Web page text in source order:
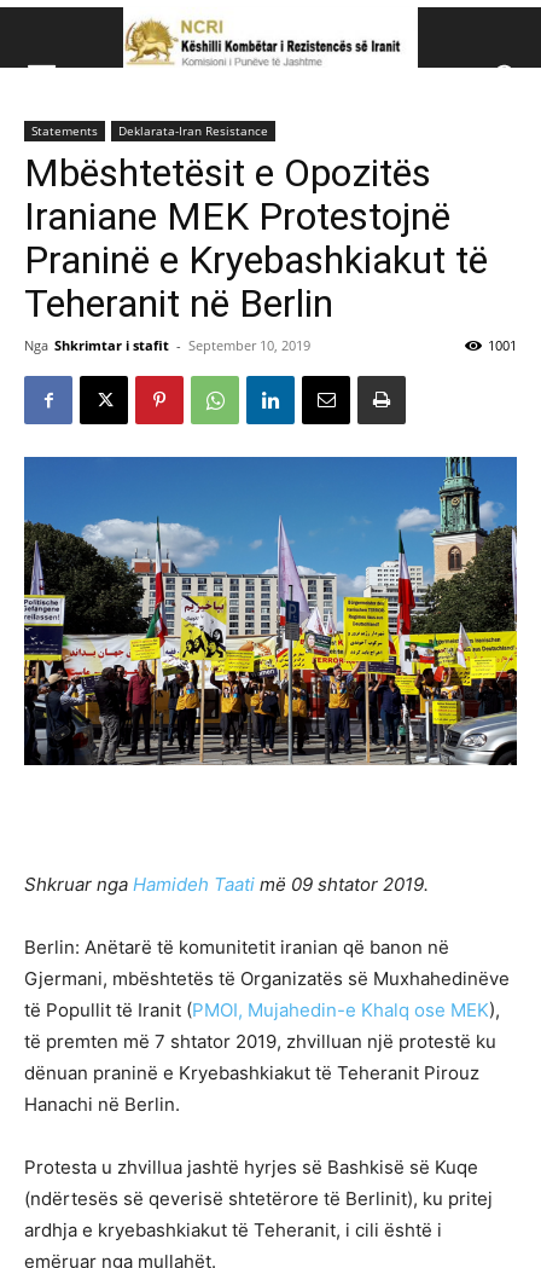
Këshillit Kombëtar të Rezistencës së Iranit (NCRI)
Statements Deklarata-Iran Resistance
Mbështetësit e Opozitës
Iraniane MEK Protestojnë
Praninë e Kryebashkiakut të
Teheranit në Berlin
Nga Shkrimtar i stafit - September 10, 2019 1001
Shkruar nga Hamideh Taati më 09 shtator 2019.
Berlin: Anëtarë të komunitetit iranian që banon në
Gjermani, mbështetës të Organizatës së Muxhahedinëve
të Popullit të Iranit (PMOI, Mujahedin-e Khalq ose MEK),
të premten më 7 shtator 2019, zhvilluan një protestë ku
dënuan praninë e Kryebashkiakut të Teheranit Pirouz
Hanachi në Berlin.
Protesta u zhvillua jashtë hyrjes së Bashkisë së Kuqe
(ndërtesës së qeverisë shtetërore të Berlinit), ku pritej
ardhja e kryebashkiakut të Teheranit, i cili është i
emëruar nga mullahët.